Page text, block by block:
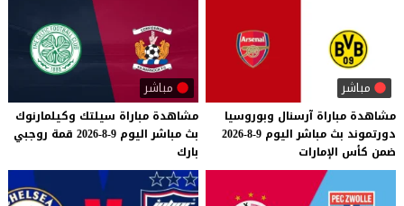
مباشر
مشاهدة مباراة آرسنال وبوروسيا
دورتموند بث مباشر اليوم 9-8-2026
ضمن كأس الإمارات
مباشر
مشاهدة مباراة سيلتك وكيلمارنوك
بث مباشر اليوم 9-8-2026 قمة روجبي
بارك